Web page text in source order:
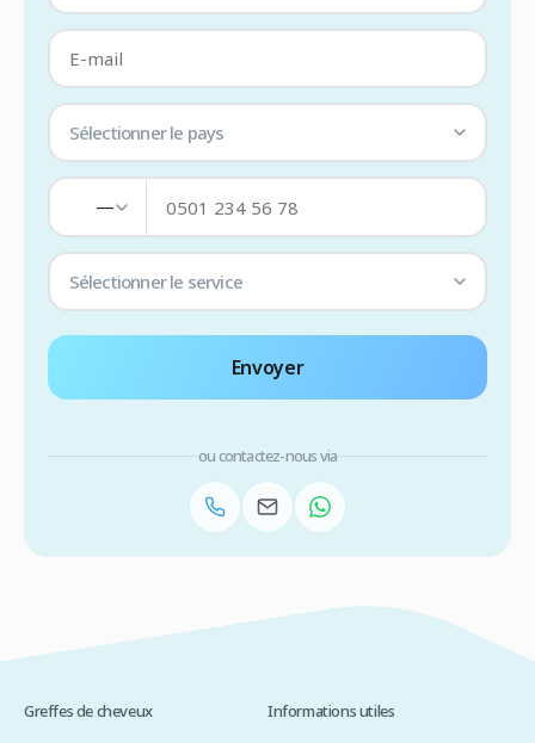
Sélectionner le pays
—
Sélectionner le service
Envoyer
ou contactez-nous via
Greffes de cheveux Informations utiles